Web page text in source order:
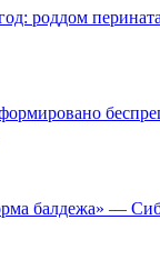
роддом
балдежа» —